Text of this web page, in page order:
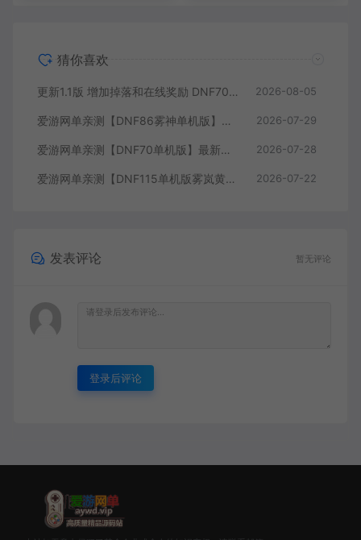
猜你喜欢
更新1.1版 增加掉落和在线奖励 DNF70星月侍魂联机版 新版技能 丰富异次元技能装备词条 护石 辟邪玉 皮肤外观 BUFF技能徽章 史诗装备特效徽章 技能宝珠等 在线点 装备靠爆 2026-08-05
爱游网单亲测【DNF86雾神单机版】最新整理宽屏 带内辅便捷 新技能 界面UI 大冰龙 新深渊副本 技能护石 虚拟机一键端 视频安装教学 2026-07-29
爱游网单亲测【DNF70单机版】最新整理超神70微变 魂图 异界 安图恩 四小龙 镶嵌 内辅 异次元护石宝珠 未加密PVF虚拟机一键端 视频安装教学 2026-07-28
爱游网单亲测【DNF115单机版雾岚黄昏战】最新整理带魔枪三职业 女鬼剑 女圣职者 男鬼剑女格斗新模型 美神 雾岚副本 太初装备 快捷内辅 虚拟机一键端 视频安装教学 2026-07-22
发表评论 暂无评论
登录后评论